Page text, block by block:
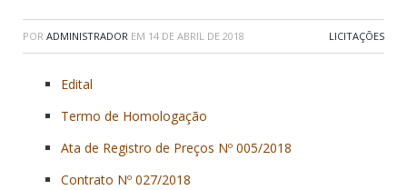
POR ADMINISTRADOR EM 14 DE ABRIL DE 2018 LICITAÇÕES
Edital
Termo de Homologação
Ata de Registro de Preços Nº 005/2018
Contrato Nº 027/2018